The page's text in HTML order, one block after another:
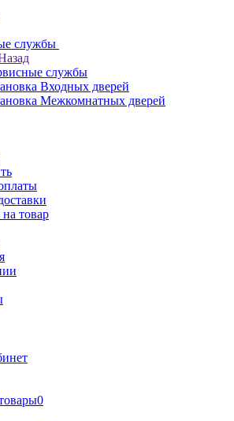
службы
службы
Входных дверей
Межкомнатных дверей
товар
0